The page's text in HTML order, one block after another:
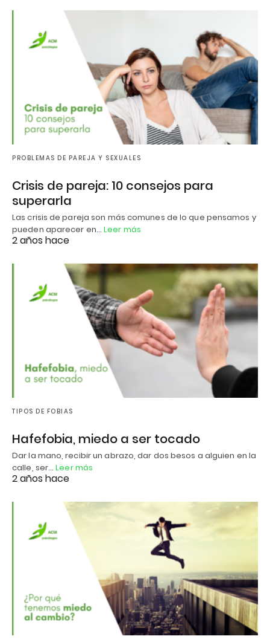
PROBLEMAS DE PAREJA Y SEXUALES
Crisis de pareja: 10 consejos para
superarla
Las crisis de pareja son más comunes de lo que pensamos y
pueden aparecer en… Leer más
2 años hace
TIPOS DE FOBIAS
Hafefobia, miedo a ser tocado
Dar la mano, recibir un abrazo, dar dos besos a alguien en la
calle, ser…Leer más
2 años hace